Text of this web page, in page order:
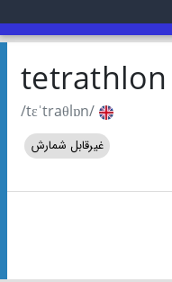
tetrathlon
/tɛˈtraθlɒn/
غیرقابل شمارش